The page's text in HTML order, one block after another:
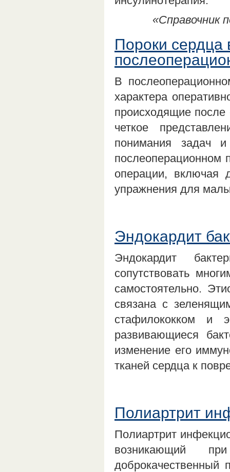
«Справочник
Пороки
В
характера
происходящие
четкое
понимания задач
послеоперационном
операции, включая
упражнения для
Эндокардит
Эндокардит
сопутствовать
самостоятельно.
связана с
стафилококком и
развивающиеся
изменение его
тканей сердца к
Полиартрит
Полиартрит
возникающий
доброкачественный